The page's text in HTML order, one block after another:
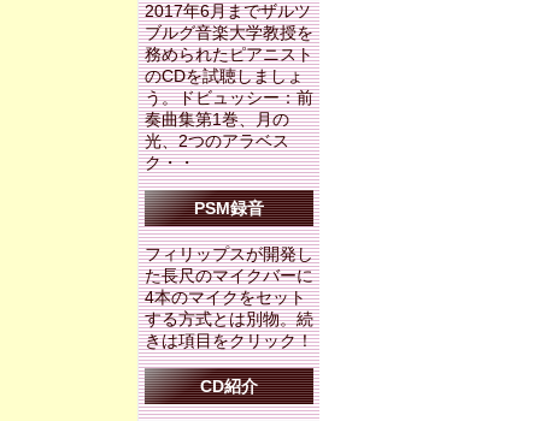
2017年6月までザルツ
ブルグ音楽大学教授を
務められたピアニスト
のCDを試聴しましょ
う。ドビュッシー：前
奏曲集第1巻、月の
光、2つのアラベス
ク・・
PSM録音
フィリップスが開発し
た長尺のマイクバーに
4本のマイクをセット
する方式とは別物。続
きは項目をクリック！
CD紹介